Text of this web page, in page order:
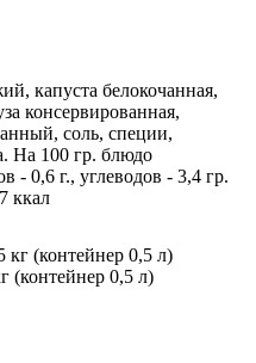
капуста белокочанная,
консервированная,
соль, специи,
На 100 гр. блюдо
- 0,6 г., углеводов - 3,4 гр.
ккал
(контейнер 0,5 л)